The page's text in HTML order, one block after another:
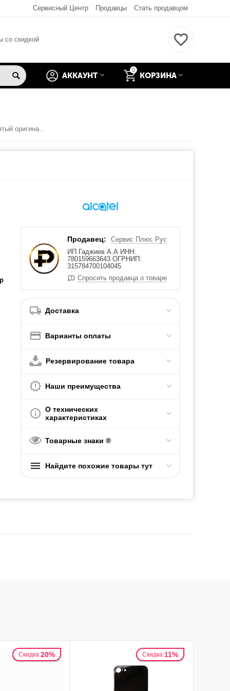
Сервисный Центр Продавцы Стать продавцом
со скидкой
0
КОРЗИНА
АККАУНТ
Alcatel 5009D Задняя крышка (снятый оригинал) - синий
Продавец:
Сервис Плюс Рус
ИП Гаджиев А.А ИНН:
780159663643 ОГРНИП:
315784700104045
Спросить продавца о товаре
Доставка
Варианты оплаты
Резервирование товара
Наши преимущества
О технических
характеристиках
Товарные знаки ®
Найдите похожие товары тут
Скидка 20% Скидка 11%